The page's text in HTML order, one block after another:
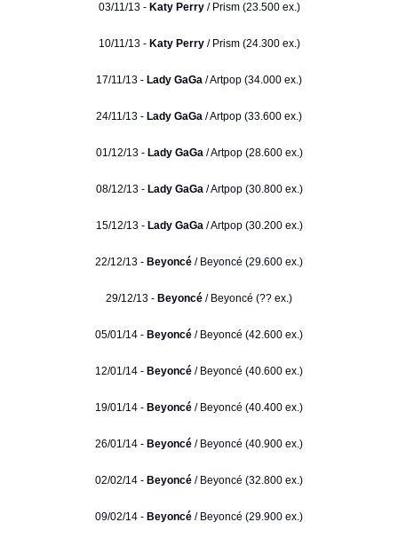
03/11/13 - Katy Perry/ Prism (23.500 ex.)
10/11/13 - Katy Perry/ Prism (24.300 ex.)
17/11/13 - Lady GaGa / Artpop (34.000 ex.)
24/11/13 - Lady GaGa / Artpop (33.600 ex.)
01/12/13 - Lady GaGa/ Artpop (28.600 ex.)
08/12/13 - Lady GaGa/ Artpop (30.800 ex.)
15/12/13 - Lady GaGa/ Artpop (30.200 ex.)
22/12/13 - Beyoncé / Beyoncé (29.600 ex.)
29/12/13 - Beyoncé / Beyoncé (?? ex.)
05/01/14 - Beyoncé / Beyoncé (42.600 ex.)
12/01/14 - Beyoncé / Beyoncé (40.600 ex.)
19/01/14 - Beyoncé / Beyoncé (40.400 ex.)
26/01/14 - Beyoncé / Beyoncé (40.900 ex.)
02/02/14 - Beyoncé / Beyoncé (32.800 ex.)
09/02/14 - Beyoncé / Beyoncé (29.900 ex.)